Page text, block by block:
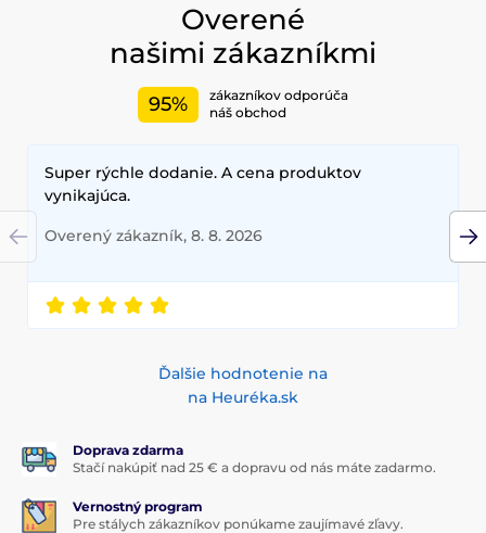
Overené
našimi zákazníkmi
95%
zákazníkov odporúča
náš obchod
Super rýchle dodanie. A cena produktov
vynikajúca.
Overený zákazník, 8. 8. 2026
Ďalšie hodnotenie na
na Heuréka.sk
Doprava zdarma
Stačí nakúpiť nad 25 € a dopravu od nás máte zadarmo.
Vernostný program
Pre stálych zákazníkov ponúkame zaujímavé zľavy.